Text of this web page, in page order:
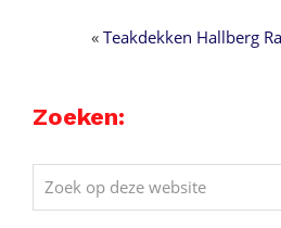
« Teakdekken Hallberg
Zoeken:
Zoek
op